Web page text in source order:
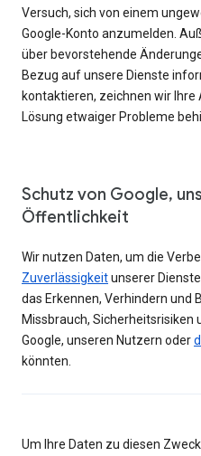
Versuch, sich von einem
Google-Konto anzumelden.
über bevorstehende
Bezug auf unsere Dienste
kontaktieren, zeichnen wir
Lösung etwaiger Probleme
Schutz von Google,
Öffentlichkeit
Wir nutzen Daten, um die
Zuverlässigkeitunserer
das Erkennen, Verhindern und
Missbrauch, Sicherheitsrisiken
Google, unseren Nutzern oder
könnten.
Um Ihre Daten zu diesen